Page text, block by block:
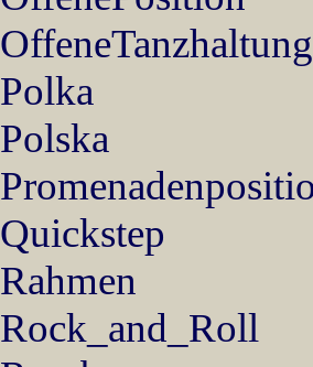
OffeneTanzhaltung
Polka
Polska
Quickstep
Rahmen
Rock_and_Roll